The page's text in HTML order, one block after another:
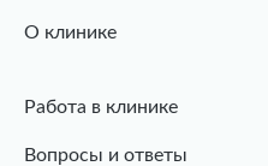
О клинике
Работа в клинике
Вопросы и ответы